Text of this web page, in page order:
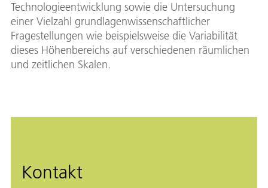
Technologieentwicklung sowie die Untersuchung
einer Vielzahl grundlagenwissenschaftlicher
Fragestellungen wie beispielsweise die Variabilität
dieses Höhenbereichs auf verschiedenen räumlichen
und zeitlichen Skalen.
Kontakt